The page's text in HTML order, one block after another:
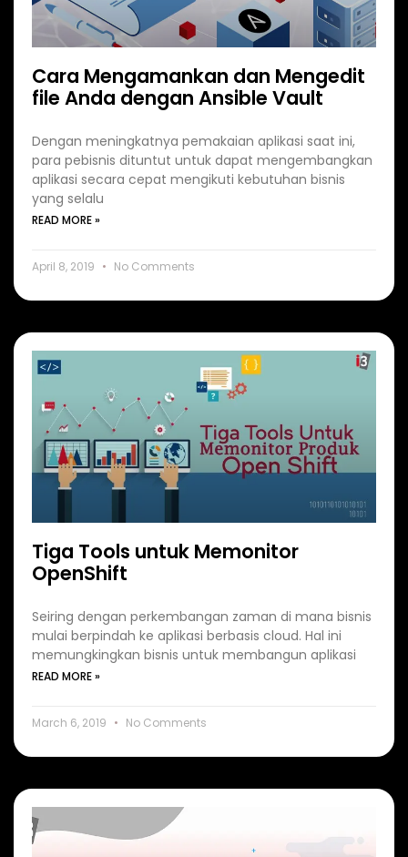
Cara Mengamankan dan Mengedit
file Anda dengan Ansible Vault
Dengan meningkatnya pemakaian aplikasi saat ini,
para pebisnis dituntut untuk dapat mengembangkan
aplikasi secara cepat mengikuti kebutuhan bisnis
yang selalu
READ MORE »
April 8, 2019 No Comments
Tiga Tools untuk Memonitor
OpenShift
Seiring dengan perkembangan zaman di mana bisnis
mulai berpindah ke aplikasi berbasis cloud. Hal ini
memungkingkan bisnis untuk membangun aplikasi
READ MORE »
March 6, 2019 No Comments